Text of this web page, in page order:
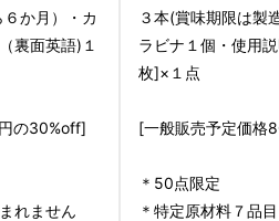
り、抹茶が点つ様
り、周囲の音や流
感覚の広がりを
感じることができ
ます。
か月）・カ
裏面英語)１
の30%off]
れません
３本(賞味期限は製
ラビナ１個・使用
枚]×１点
[一般販売予定価格
＊50点限定
＊特定原材料７品